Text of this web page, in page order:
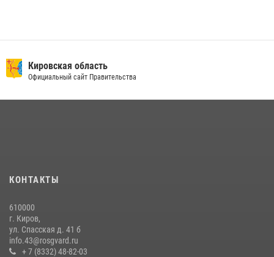
вневедомственную охрану и поступления в ведомственные вузы
22 июля 2026, 14:51 1 2
В Кирове и Кирово-Чепецке росгвардейцы задержали
подозреваемых в хулиганстве
19 июля 2026, 07:00
Кировская область
Официальный сайт Правительства
КОНТАКТЫ
610000
г. Киров,
ул. Спасская д. 41 б
info.43@rosgvard.ru
+ 7 (8332) 48-82-03